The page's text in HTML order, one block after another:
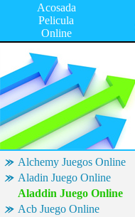
Acosada
Pelicula
Online
Alchemy Juegos Online
Aladin Juego Online
Aladdin Juego Online
Acb Juego Online